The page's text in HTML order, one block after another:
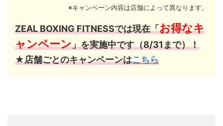
※キャンペーン内容は店舗によって異なります。
ZEAL BOXING FITNESSでは現在「お得なキ
ャンペーン」を実施中です（8/31まで）！
★店舗ごとのキャンペーンはこちら